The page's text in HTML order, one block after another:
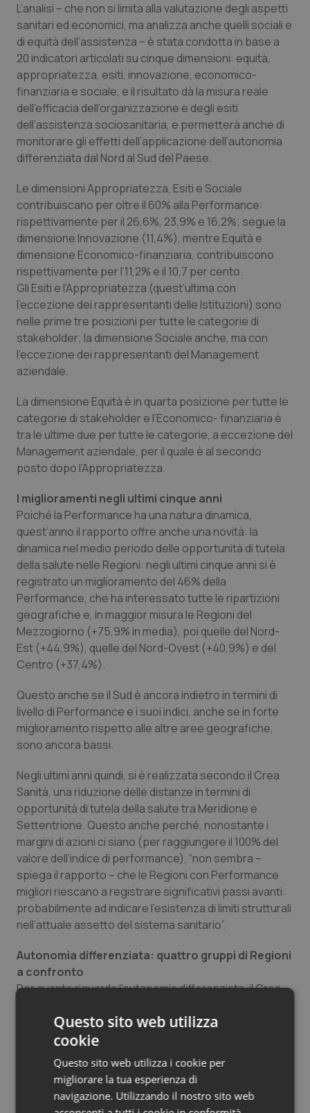
Quotidiano Cardiologia
Quotidiano Chirurgia
Quotidiano Oncologia
Quotidiano Pediatria
Rene & patologie urogenitali
Salute orale & impianti
Sangue & coagulazione
Tiroide
Tumore al seno
Tumore ovarico
Tumori del Polmone & Testa Collo
Tumori gastrointestinali
Ulcera & Reflusso
L’analisi – che non si limita alla valutazione degli aspetti
sanitari ed economici, ma analizza anche quelli sociali e
di equità dell’assistenza – è stata condotta in base a
20 indicatori articolati su cinque dimensioni: equità,
appropriatezza, esiti, innovazione, economico-
finanziaria e sociale, e il risultato dà la misura reale
dell’efficacia dell’organizzazione e degli esiti
dell’assistenza sociosanitaria, e permetterà anche di
monitorare gli effetti dell’applicazione dell’autonomia
differenziata dal Nord al Sud del Paese.
Le dimensioni Appropriatezza, Esiti e Sociale
contribuiscano per oltre il 60% alla Performance:
rispettivamente per il 26,6%, 23,9% e 16,2%; segue la
dimensione Innovazione (11,4%), mentre Equità e
dimensione Economico-finanziaria, contribuiscono
rispettivamente per l’11,2% e il 10,7 per cento.
Gli Esiti e l’Appropriatezza (quest’ultima con
l’eccezione dei rappresentanti delle Istituzioni) sono
nelle prime tre posizioni per tutte le categorie di
stakeholder; la dimensione Sociale anche, ma con
l’eccezione dei rappresentanti del Management
aziendale.
La dimensione Equità è in quarta posizione per tutte le
categorie di stakeholder e l’Economico- finanziaria è
tra le ultime due per tutte le categorie, a eccezione del
Management aziendale, per il quale è al secondo
posto dopo l’Appropriatezza.
I miglioramenti negli ultimi cinque anni
Poiché la Performance ha una natura dinamica,
quest’anno il rapporto offre anche una novità: la
dinamica nel medio periodo delle opportunità di tutela
della salute nelle Regioni: negli ultimi cinque anni si è
registrato un miglioramento del 46% della
Performance, che ha interessato tutte le ripartizioni
geografiche e, in maggior misura le Regioni del
Mezzogiorno (+75,9% in media), poi quelle del Nord-
Est (+44,9%), quelle del Nord-Ovest (+40,9%) e del
Centro (+37,4%).
Questo anche se il Sud è ancora indietro in termini di
livello di Performance e i suoi indici, anche se in forte
miglioramento rispetto alle altre aree geografiche,
sono ancora bassi.
Negli ultimi anni quindi, si è realizzata secondo il Crea
Sanità, una riduzione delle distanze in termini di
opportunità di tutela della salute tra Meridione e
Settentrione. Questo anche perché, nonostante i
margini di azioni ci siano (per raggiungere il 100% del
valore dell’indice di performance), “non sembra –
spiega il rapporto – che le Regioni con Performance
migliori riescano a registrare significativi passi avanti:
probabilmente ad indicare l’esistenza di limiti strutturali
nell’attuale assetto del sistema sanitario”.
Autonomia differenziata: quattro gruppi di Regioni
a confronto
Per quanto riguarda l’autonomia differenziata, il Crea
effetti, e darà i primi risultati non appena verrà
concessa ad una o più Regioni. Nella prima fase di
implementazione, sono state calcolate e poi
comparate, per il periodo 2017- 2022, le dinamiche su
dieci indicatori scelti dal Panel di esperti in gruppi di
Regioni: il gruppo delle Province/Regioni Autonome o a
Questo sito web utilizza
cookie
Questo sito web utilizza i cookie per
migliorare la tua esperienza di
navigazione. Utilizzando il nostro sito web